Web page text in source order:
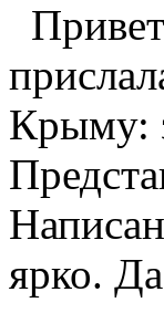
Крыму:
ярко.